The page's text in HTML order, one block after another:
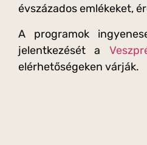
évszázados emlékeket,
A programok
jelentkezését a
elérhetőségeken várják.